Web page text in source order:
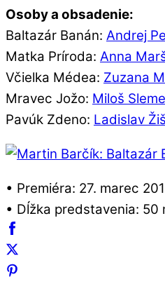
Osoby a obsadenie:
Baltazár Banán: Andrej
Matka Príroda: Anna
Včielka Médea: Zuzana
Mravec Jožo: Miloš
Pavúk Zdeno: Ladislav
• Premiéra: 27. marec
• Dĺžka predstavenia: 50